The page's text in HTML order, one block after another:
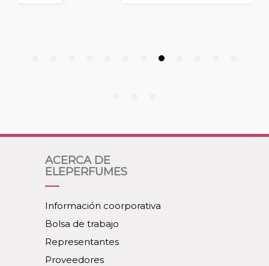
ACERCA DE
ELEPERFUMES
Información coorporativa
Bolsa de trabajo
Representantes
Proveedores